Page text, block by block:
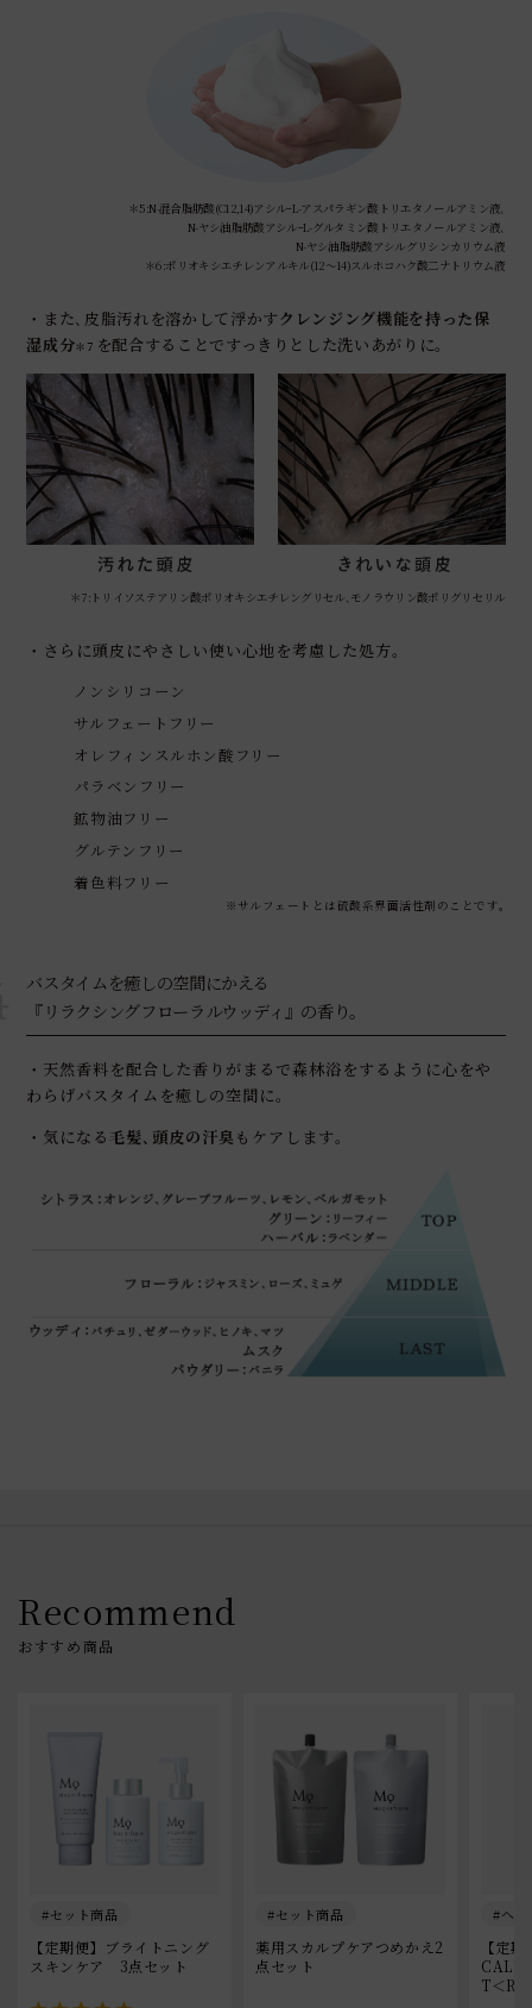
＊5 :N-混合脂肪酸(C12,14)アシルｰL-アスパラギン酸トリエタノールアミン液､
N-ヤシ油脂肪酸アシルｰL-グルタミン酸トリエタノールアミン液､
N-ヤシ油脂肪酸アシルグリシンカリウム液
＊6 :ポリオキシエチレンアルキル(12～14)スルホコハク酸二ナトリウム液
・また､皮脂汚れを溶かして浮かすクレンジング機能を持った保
湿成分＊7 を配合することですっきりとした洗いあがりに｡
＊7 :トリイソステアリン酸ポリオキシエチレングリセル､モノラウリン酸ポリグリセリル
・さらに頭皮にやさしい使い心地を考慮した処方｡
ノンシリコーン
サルフェートフリー
オレフィンスルホン酸フリー
パラベンフリー
鉱物油フリー
グルテンフリー
着色料フリー
※サルフェートとは硫酸系界面活性剤のことです｡
バスタイムを癒しの空間にかえる
『リラクシングフローラルウッディ』の香り｡
・天然香料を配合した香りがまるで森林浴をするように心をや
わらげバスタイムを癒しの空間に｡
・気になる 毛髪､頭皮の汗臭 もケアします｡
Recommend
セット商品
【定期便】ブライトニング
スキンケア　3点セット
セット商品
薬用スカルプケアつめかえ2
点セット
ヘ
【定
CALP
T＜